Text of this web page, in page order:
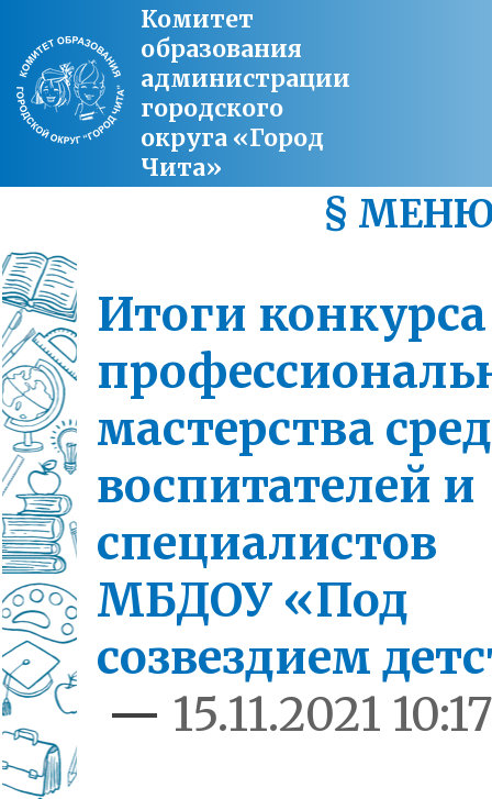
Комитет
образования
администрации
городского
округа «Город
Чита»
§
Итоги конкурса
мастерства
воспитателей и
специалистов
МБДОУ «Под
созвездием
— 15.11.2021 10:17